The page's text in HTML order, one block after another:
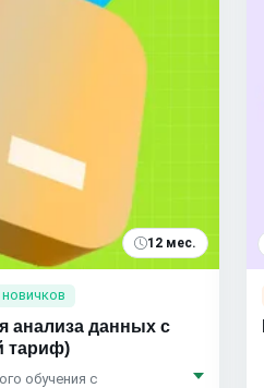
12 мес.
анализа данных с
тариф)
обучения с